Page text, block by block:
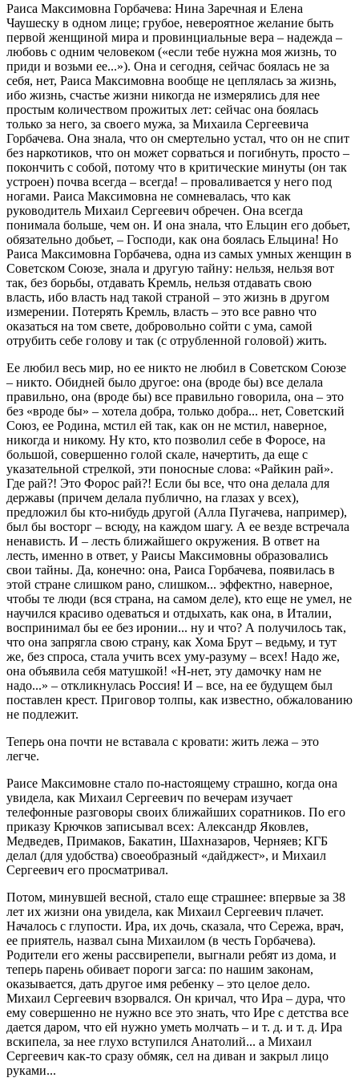
Раиса Максимовна Горбачева: Нина Заречная и Елена
Чаушеску в одном лице; грубое, невероятное желание быть
первой женщиной мира и провинциальные вера – надежда –
любовь с одним человеком («если тебе нужна моя жизнь, то
приди и возьми ее...»). Она и сегодня, сейчас боялась не за
себя, нет, Раиса Максимовна вообще не цеплялась за жизнь,
ибо жизнь, счастье жизни никогда не измерялись для нее
простым количеством прожитых лет: сейчас она боялась
только за него, за своего мужа, за Михаила Сергеевича
Горбачева. Она знала, что он смертельно устал, что он не спит
без наркотиков, что он может сорваться и погибнуть, просто –
покончить с собой, потому что в критические минуты (он так
устроен) почва всегда – всегда! – проваливается у него под
ногами. Раиса Максимовна не сомневалась, что как
руководитель Михаил Сергеевич обречен. Она всегда
понимала больше, чем он. И она знала, что Ельцин его добьет,
обязательно добьет, – Господи, как она боялась Ельцина! Но
Раиса Максимовна Горбачева, одна из самых умных женщин в
Советском Союзе, знала и другую тайну: нельзя, нельзя вот
так, без борьбы, отдавать Кремль, нельзя отдавать свою
власть, ибо власть над такой страной – это жизнь в другом
измерении. Потерять Кремль, власть – это все равно что
оказаться на том свете, добровольно сойти с ума, самой
отрубить себе голову и так (с отрубленной головой) жить.
Ее любил весь мир, но ее никто не любил в Советском Союзе
– никто. Обидней было другое: она (вроде бы) все делала
правильно, она (вроде бы) все правильно говорила, она – это
без «вроде бы» – хотела добра, только добра... нет, Советский
Союз, ее Родина, мстил ей так, как он не мстил, наверное,
никогда и никому. Ну кто, кто позволил себе в Форосе, на
большой, совершенно голой скале, начертить, да еще с
указательной стрелкой, эти поносные слова: «Райкин рай».
Где рай?! Это Форос рай?! Если бы все, что она делала для
державы (причем делала публично, на глазах у всех),
предложил бы кто-нибудь другой (Алла Пугачева, например),
был бы восторг – всюду, на каждом шагу. А ее везде встречала
ненависть. И – лесть ближайшего окружения. В ответ на
лесть, именно в ответ, у Раисы Максимовны образовались
свои тайны. Да, конечно: она, Раиса Горбачева, появилась в
этой стране слишком рано, слишком... эффектно, наверное,
чтобы те люди (вся страна, на самом деле), кто еще не умел, не
научился красиво одеваться и отдыхать, как она, в Италии,
воспринимал бы ее без иронии... ну и что? А получилось так,
что она запрягла свою страну, как Хома Брут – ведьму, и тут
же, без спроса, стала учить всех уму-разуму – всех! Надо же,
она объявила себя матушкой! «Н-нет, эту дамочку нам не
надо...» – откликнулась Россия! И – все, на ее будущем был
поставлен крест. Приговор толпы, как известно, обжалованию
не подлежит.
Теперь она почти не вставала с кровати: жить лежа – это
легче.
Раисе Максимовне стало по-настоящему страшно, когда она
увидела, как Михаил Сергеевич по вечерам изучает
телефонные разговоры своих ближайших соратников. По его
приказу Крючков записывал всех: Александр Яковлев,
Медведев, Примаков, Бакатин, Шахназаров, Черняев; КГБ
делал (для удобства) своеобразный «дайджест», и Михаил
Сергеевич его просматривал.
Потом, минувшей весной, стало еще страшнее: впервые за 38
лет их жизни она увидела, как Михаил Сергеевич плачет.
Началось с глупости. Ира, их дочь, сказала, что Сережа, врач,
ее приятель, назвал сына Михаилом (в честь Горбачева).
Родители его жены рассвирепели, выгнали ребят из дома, и
теперь парень обивает пороги загса: по нашим законам,
оказывается, дать другое имя ребенку – это целое дело.
Михаил Сергеевич взорвался. Он кричал, что Ира – дура, что
ему совершенно не нужно все это знать, что Ире с детства все
дается даром, что ей нужно уметь молчать – и т. д. и т. д. Ира
вскипела, за нее глухо вступился Анатолий... а Михаил
Сергеевич как-то сразу обмяк, сел на диван и закрыл лицо
руками...